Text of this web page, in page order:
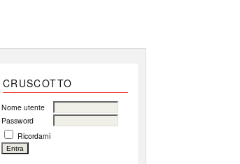
CRUSCOTTO
Nome utente
Password
Ricordami